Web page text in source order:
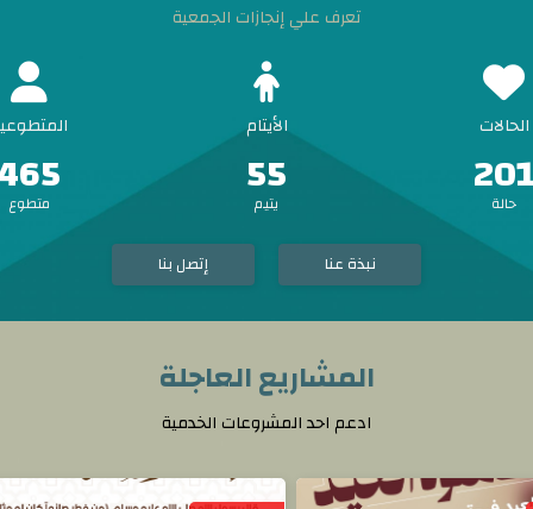
تعرف علي إنجازات الجمعية
الحالات
201
حالة
الأيتام
55
يتيم متطوع
نبذة عنا إتصل بنا
المشاريع العاجلة
ادعم احد المشروعات الخدمية